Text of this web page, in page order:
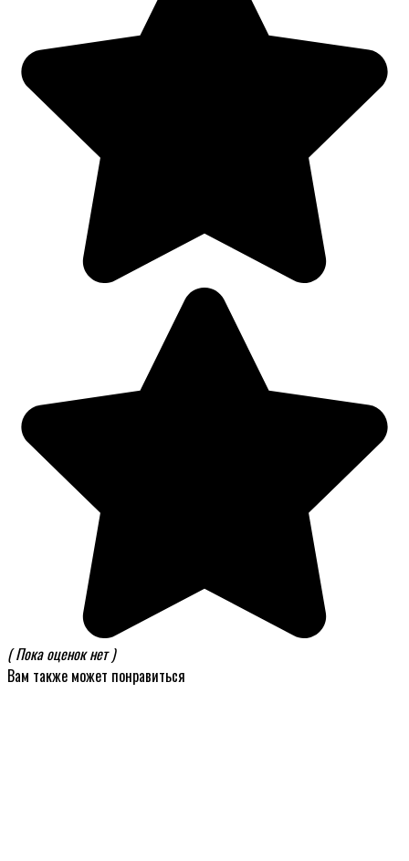
( Пока оценок нет )
Вам также может понравиться